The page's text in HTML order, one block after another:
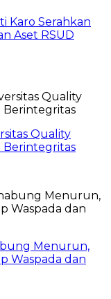
Karo Serahkan
Aset RSUD
Quality
Berintegritas
Menurun,
Waspada dan